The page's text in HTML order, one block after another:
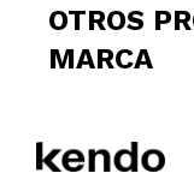
OTROS
MARCA